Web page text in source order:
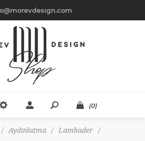
(0)
/ Aydınlatma / Lambader
/